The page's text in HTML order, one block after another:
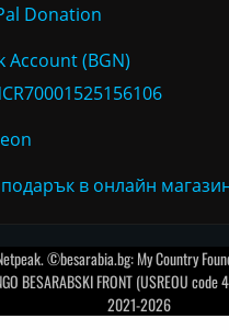
Donation
Account (BGN)
в онлайн
. ©besarabia.bg: My Country
BESARABSKI FRONT (USREOU
2021-2026